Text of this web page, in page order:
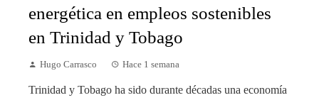
energética en empleos sostenibles
en Trinidad y Tobago
Hugo Carrasco Hace 1 semana
Trinidad y Tobago ha sido durante décadas una economía